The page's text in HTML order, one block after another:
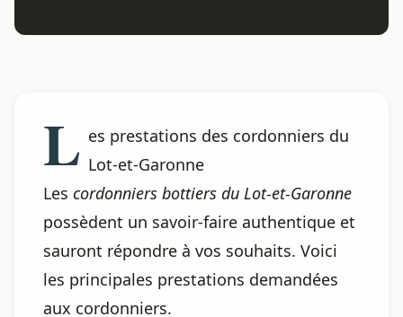
L es prestations des cordonniers du
Lot-et-Garonne
Les cordonniers bottiers du Lot-et-Garonne
possèdent un savoir-faire authentique et
sauront répondre à vos souhaits. Voici
les principales prestations demandées
aux cordonniers.